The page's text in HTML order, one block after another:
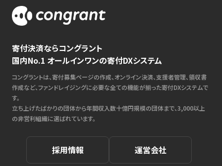
寄付決済ならコングラント
国内No.1 オールインワンの寄付DXシステム
コングラントは、寄付募集ページの作成、オンライン決済、支援者管理、領収書
作成など、ファンドレイジングに必要な全ての機能が揃った寄付DXシステムで
す。
立ち上げたばかりの団体から年間収入数十億円規模の団体まで、3,000以上
の非営利組織に選ばれています。
採用情報 運営会社